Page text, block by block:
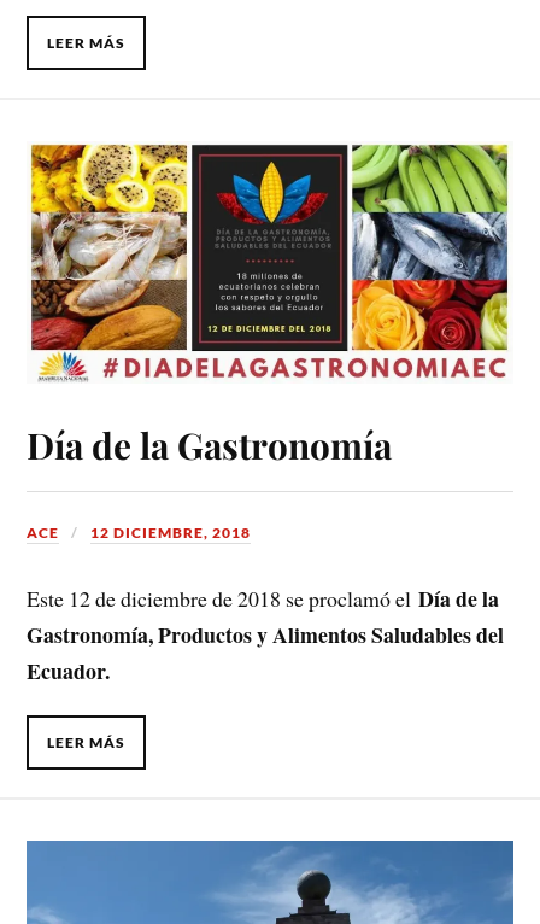
LEER MÁS
Día de la Gastronomía
ACE 12 DICIEMBRE, 2018
Este 12 de diciembre de 2018 se proclamó elDía de la
Gastronomía, Productos y Alimentos Saludables del
Ecuador.
LEER MÁS